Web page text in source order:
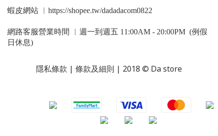
蝦皮網站 ︳https://shopee.tw/dadadacom0822
網路客服營業時間 ︳週一到週五 11:00AM - 20:00PM (例假
日休息)
隱私條款 | 條款及細則 | 2018 © Da store